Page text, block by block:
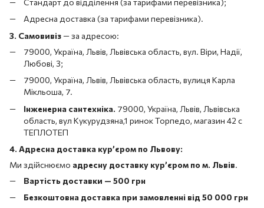
Стандарт до відділення (за тарифами перевізника);
Адресна доставка (за тарифами перевізника).
3. Самовивіз—за адресою:
79000, Україна, Львів, Львівська область, вул. Віри, Надії,
Любові, 3;
79000, Україна, Львів, Львівська область, вулиця Карла
Мікльоша, 7.
Інженерна сантехніка. 79000, Україна, Львів, Львівська
область, вул Кукурудзяна,1 ринок Торпедо, магазин 42 с
ТЕПЛОТЕП
4. Адресна доставка кур’єром по Львову:
Ми здійснюємо адресну доставку кур’єром по м. Львів.
Вартість доставки — 500 грн
Безкоштовна доставка при замовленні від 50 000 грн